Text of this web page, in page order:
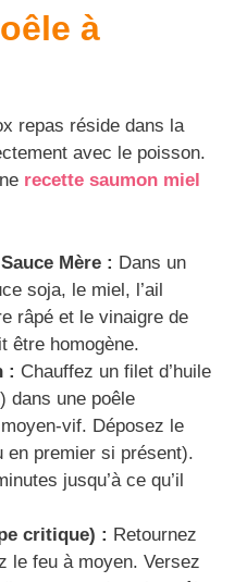
à
repas réside dans la
avec le poisson.
recette saumon miel
Mère : Dans un
soja, le miel, l’ail
râpé et le vinaigre de
être homogène.
: Chauffez un filet d’huile
dans une poêle
vif. Déposez le
en premier si présent).
jusqu’à ce qu’il
critique) : Retournez
le feu à moyen. Versez